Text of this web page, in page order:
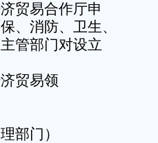
贸易合作厅申
、消防、卫生、
管部门对设立
贸易领
部门）